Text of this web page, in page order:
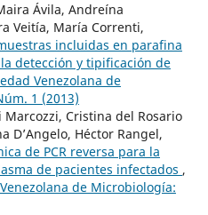
Ávila, Andreína
Veitía, María Correnti,
incluidas en parafina
detección y tipificación de
Venezolana de
1 (2013)
Cristina del Rosario
D’Angelo, Héctor Rangel,
de PCR reversa para la
de pacientes infectados ,
de Microbiología: